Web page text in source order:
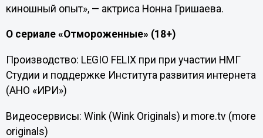
киношный опыт»‎, — актриса Нонна Гришаева.
О сериале «Отмороженные» (18+)
Производство: LEGIO FELIX при при участии НМГ
Студии и поддержке Института развития интернета
(АНО «‎ИРИ»‎)
Видеосервисы: Wink (Wink Originals) и more.tv (more
originals)